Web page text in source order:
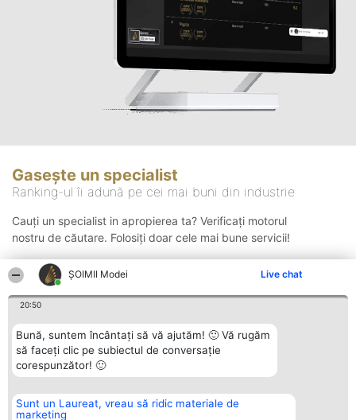
ȘOIMII Modei Live chat
20:50
Bună, suntem încântați să vă ajutăm! 🙂 Vă rugăm
să faceți clic pe subiectul de conversație
corespunzător! 🙂
Sunt un Laureat, vreau să ridic materiale de
marketing
Gasește un specialist
Ranking-ul îi adună pe cei mai buni din industrie
Cauți un specialist in apropierea ta? Verificați motorul
nostru de căutare. Folosiți doar cele mai bune servicii!
Organizator Ranking
BRIGHT SOLUTIONS BR SRL
Plebiscyt Contact